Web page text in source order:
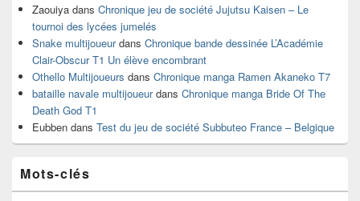
Zaouiya dans Chronique jeu de société Jujutsu Kaisen – Le
tournoi des lycées jumelés
Snake multijoueurdans Chronique bande dessinée L’Académie
Clair-Obscur T1 Un élève encombrant
Othello Multijoueurs dans Chronique manga Ramen Akaneko T7
bataille navale multijoueurdans Chronique manga Bride Of The
Death God T1
Eubben dans Test du jeu de société Subbuteo France – Belgique
Mots-clés